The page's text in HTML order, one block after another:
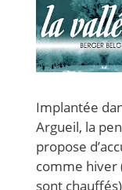
Implantée
Argueil, la
propose
comme hiver
sont chauffés)